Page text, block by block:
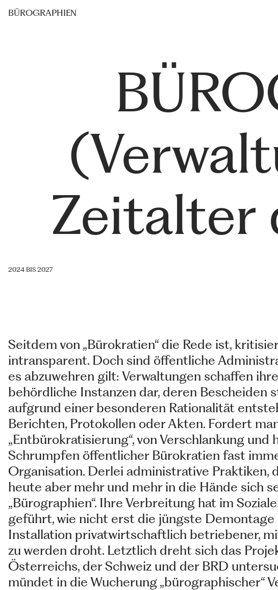
BÜROGRAPHIEN
Zeitalter
2024 BIS 2027
Seitdem von „Bürokratien“ die Rede ist,
intransparent. Doch sind öffentliche
es abzuwehren gilt: Verwaltungen schaffen
behördliche Instanzen dar, deren
aufgrund einer besonderen Rationalität
Berichten, Protokollen oder Akten. Fordert
„Entbürokratisierung“, von Verschlankung
Schrumpfen öffentlicher Bürokratien fast
Organisation. Derlei administrative
heute aber mehr und mehr in die Hände sich
„Bürographien“. Ihre Verbreitung hat im
geführt, wie nicht erst die jüngste
Installation privatwirtschaftlich betriebener,
zu werden droht. Letztlich dreht sich das
Österreichs, der Schweiz und der BRD
mündet in die Wucherung „bürographischer“